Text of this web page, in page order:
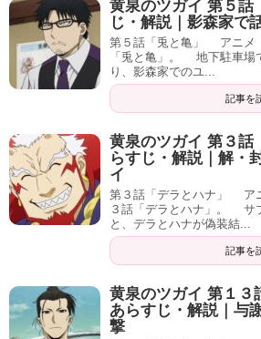
黄泉のツガイ 第５話
じ・解説｜影森家で
第５話「兎と亀」 アニメ
「兎と亀」。 地下駐車場
り、影森家でのユ...
記事を
黄泉のツガイ 第３話
らすじ・解説｜解・
イ
第３話「デラとハナ」 ア
３話「デラとハナ」。 サ
と、デラとハナが偽装結...
記事を
黄泉のツガイ 第１３
あらすじ・解説｜与
撃